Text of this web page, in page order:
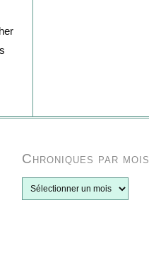
Chroniques par mois